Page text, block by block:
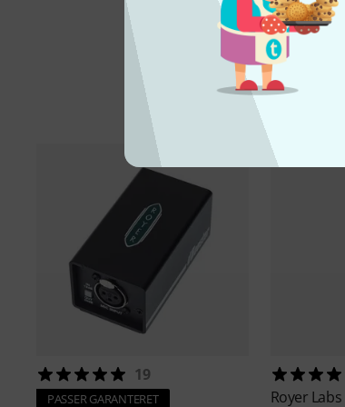
19
PASSER GARANTERET
Royer Labs